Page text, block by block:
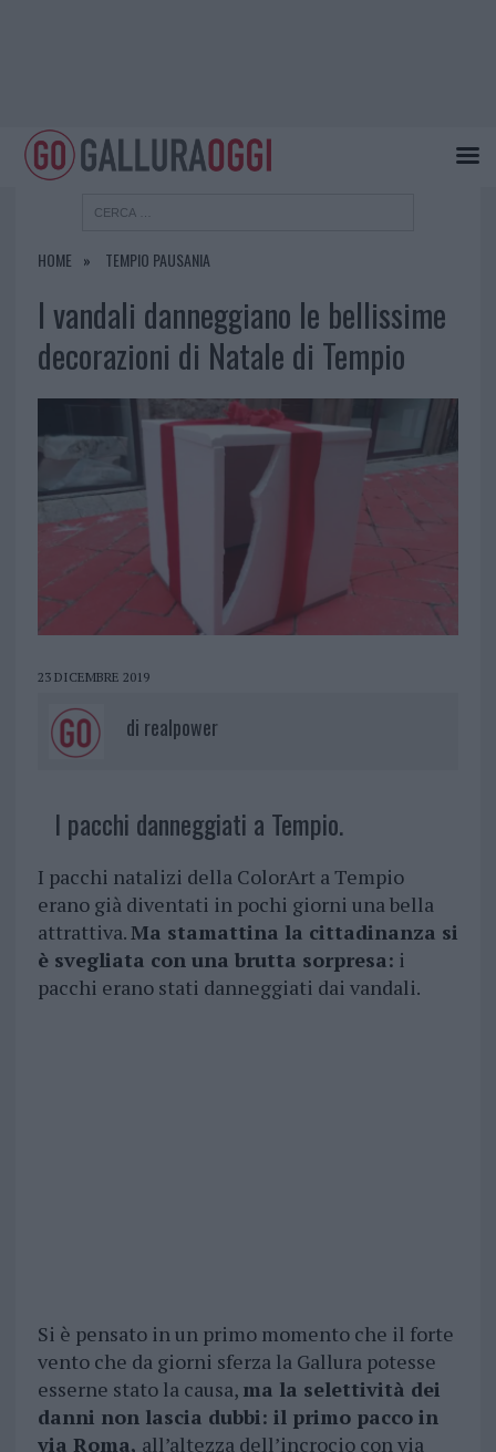
HOME TEMPIO PAUSANIA
I vandali danneggiano le bellissime
decorazioni di Natale di Tempio
23 DICEMBRE 2019
di realpower
I pacchi danneggiati a Tempio.
I pacchi natalizi della ColorArt a Tempio
erano già diventati in pochi giorni una bella
attrattiva.Ma stamattina la cittadinanza si
è svegliata con una brutta sorpresa: i
pacchi erano stati danneggiati dai vandali.
Si è pensato in un primo momento che il forte
vento che da giorni sferza la Gallura potesse
esserne stato la causa, ma la selettività dei
danni non lascia dubbi: il primo pacco in
via Roma, all’altezza dell’incrocio con via